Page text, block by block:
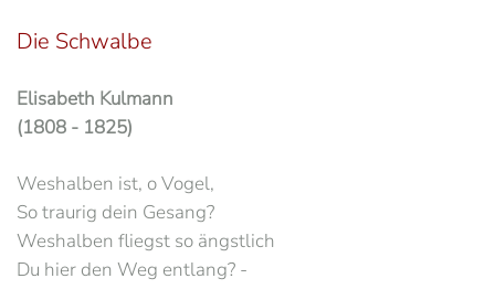
Die Schwalbe
Elisabeth Kulmann
(1808 - 1825)
Weshalben ist, o Vogel,
So traurig dein Gesang?
Weshalben fliegst so ängstlich
Du hier den Weg entlang? -